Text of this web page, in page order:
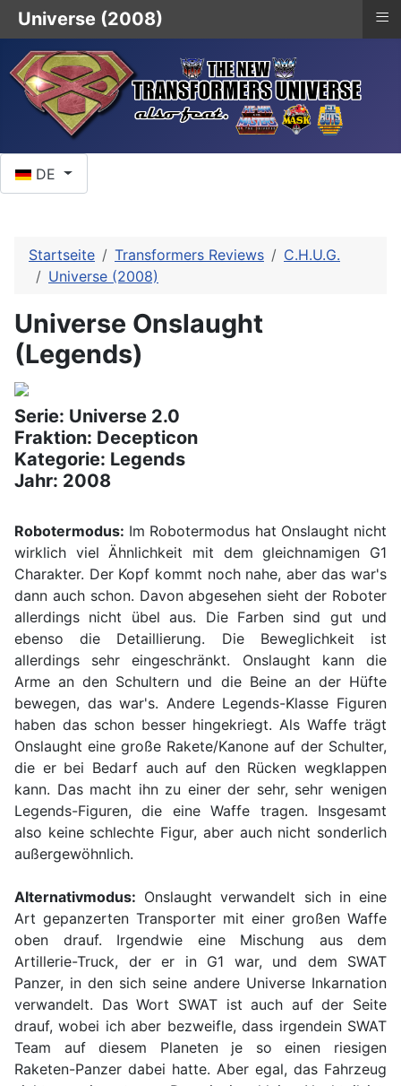
DE
Startseite Transformers Reviews
C.H.U.G.
Universe (2008)
Universe Onslaught
(Legends)
Serie: Universe 2.0
Fraktion: Decepticon
Kategorie: Legends
Jahr: 2008
Robotermodus: Im Robotermodus hat Onslaught nicht
wirklich viel Ähnlichkeit mit dem gleichnamigen G1
Charakter. Der Kopf kommt noch nahe, aber das war's
dann auch schon. Davon abgesehen sieht der Roboter
allerdings nicht übel aus. Die Farben sind gut und
ebenso die Detaillierung. Die Beweglichkeit ist
allerdings sehr eingeschränkt. Onslaught kann die
Arme an den Schultern und die Beine an der Hüfte
bewegen, das war's. Andere Legends-Klasse Figuren
haben das schon besser hingekriegt. Als Waffe trägt
Onslaught eine große Rakete/Kanone auf der Schulter,
die er bei Bedarf auch auf den Rücken wegklappen
kann. Das macht ihn zu einer der sehr, sehr wenigen
Legends-Figuren, die eine Waffe tragen. Insgesamt
also keine schlechte Figur, aber auch nicht sonderlich
außergewöhnlich.
Alternativmodus: Onslaught verwandelt sich in eine
Art gepanzerten Transporter mit einer großen Waffe
oben drauf. Irgendwie eine Mischung aus dem
Artillerie-Truck, der er in G1 war, und dem SWAT
Panzer, in den sich seine andere Universe Inkarnation
verwandelt. Das Wort SWAT ist auch auf der Seite
drauf, wobei ich aber bezweifle, dass irgendein SWAT
Team auf diesem Planeten je so einen riesigen
Raketen-Panzer dabei hatte. Aber egal, das Fahrzeug
Universe (2008) ≡